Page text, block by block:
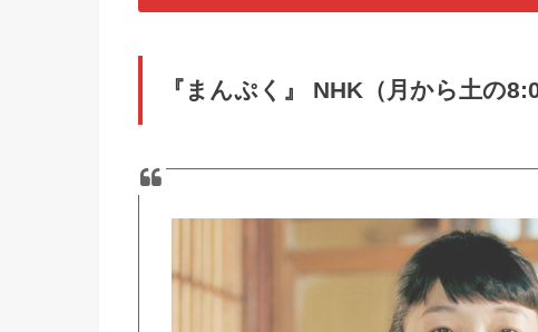
『まんぷく』 NHK（月から土の